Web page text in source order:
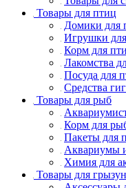
Товары для птиц
Домики для
Игрушки
Корм для
Лакомства
Посуда для
Средства
Товары для рыб
Корм для
Пакеты для
Аквариумы
Химия для
Товары для